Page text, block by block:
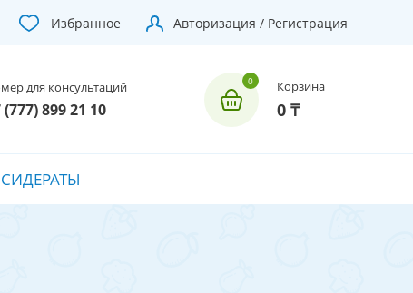
Избранное Авторизация / Регистрация
для консультаций
(777) 899 21 10
Корзина
0 ₸
СИДЕРАТЫ